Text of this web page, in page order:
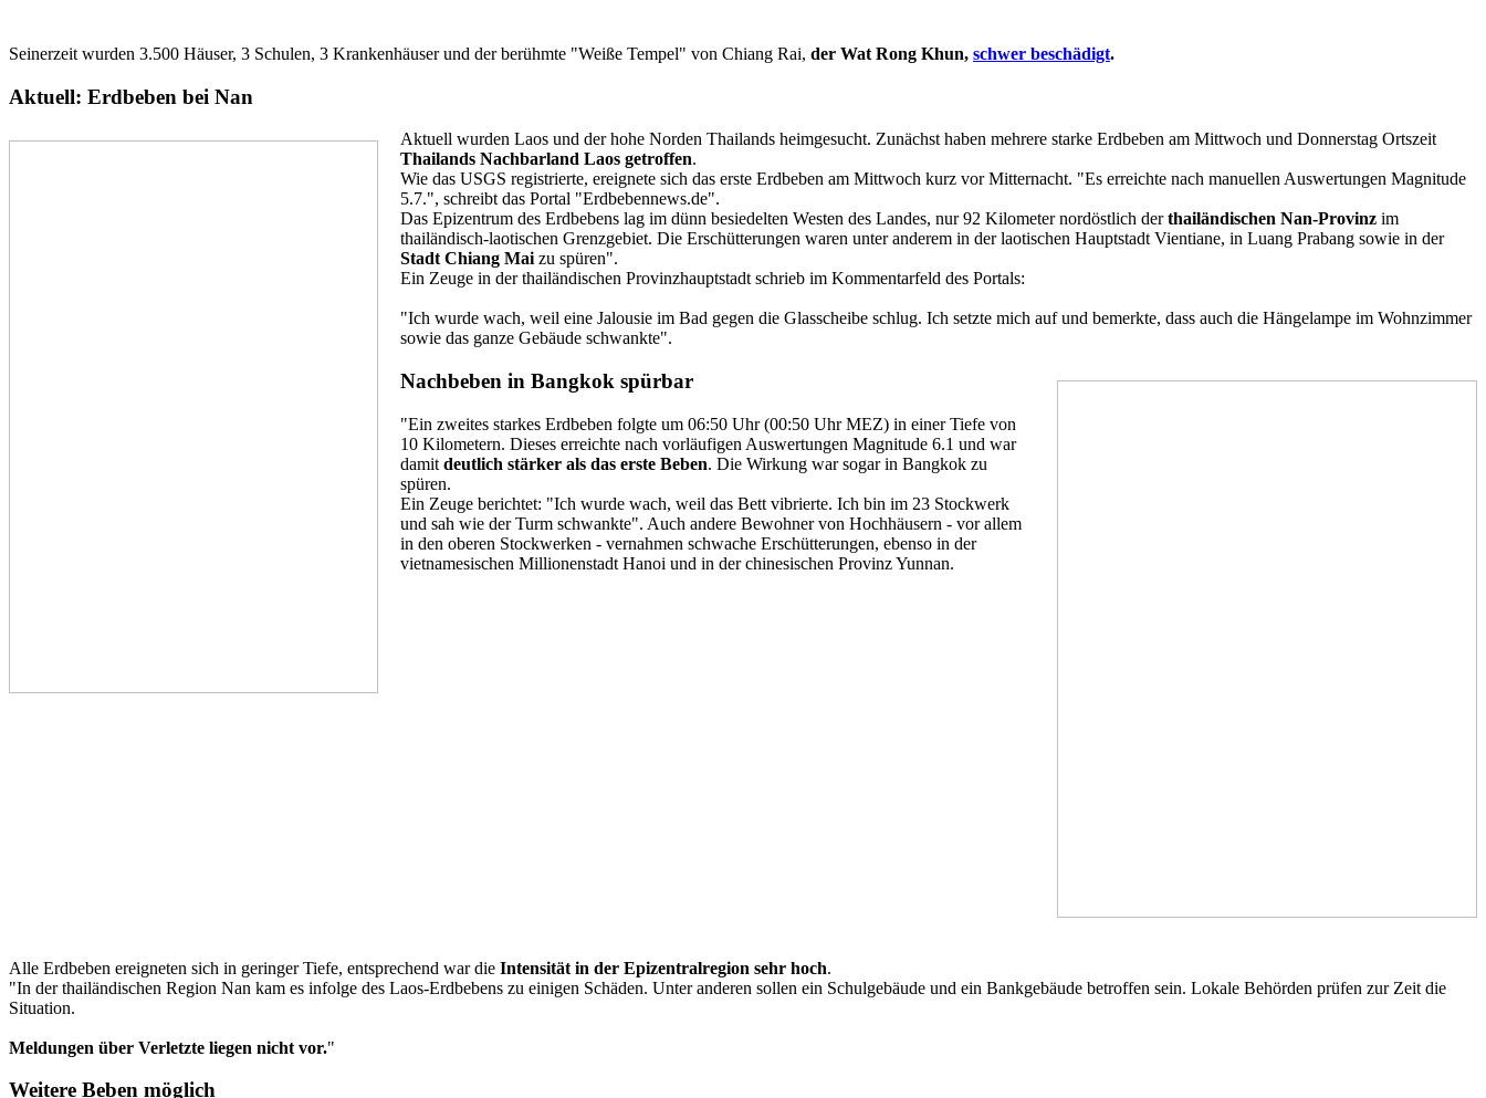
Seinerzeit wurden 3.500 Häuser, 3 Schulen, 3 Krankenhäuser und der berühmte "Weiße Tempel" von Chiang Rai, der Wat Rong Khun, schwer beschädigt.
Aktuell: Erdbeben bei Nan
Aktuell wurden Laos und der hohe Norden Thailands heimgesucht. Zunächst haben mehrere starke Erdbeben am Mittwoch und Donnerstag Ortszeit
Thailands Nachbarland Laos getroffen.
Wie das USGS registrierte, ereignete sich das erste Erdbeben am Mittwoch kurz vor Mitternacht. "Es erreichte nach manuellen Auswertungen Magnitude
5.7.", schreibt das Portal "Erdbebennews.de".
Das Epizentrum des Erdbebens lag im dünn besiedelten Westen des Landes, nur 92 Kilometer nordöstlich derthailändischen Nan-Provinz im
thailändisch-laotischen Grenzgebiet. Die Erschütterungen waren unter anderem in der laotischen Hauptstadt Vientiane, in Luang Prabang sowie in der
Stadt Chiang Mai zu spüren".
Ein Zeuge in der thailändischen Provinzhauptstadt schrieb im Kommentarfeld des Portals:
"Ich wurde wach, weil eine Jalousie im Bad gegen die Glasscheibe schlug. Ich setzte mich auf und bemerkte, dass auch die Hängelampe im Wohnzimmer
sowie das ganze Gebäude schwankte".
Nachbeben in Bangkok spürbar
"Ein zweites starkes Erdbeben folgte um 06:50 Uhr (00:50 Uhr MEZ) in einer Tiefe von
10 Kilometern. Dieses erreichte nach vorläufigen Auswertungen Magnitude 6.1 und war
damit deutlich stärker als das erste Beben. Die Wirkung war sogar in Bangkok zu
spüren.
Ein Zeuge berichtet: "Ich wurde wach, weil das Bett vibrierte. Ich bin im 23 Stockwerk
und sah wie der Turm schwankte". Auch andere Bewohner von Hochhäusern - vor allem
in den oberen Stockwerken - vernahmen schwache Erschütterungen, ebenso in der
vietnamesischen Millionenstadt Hanoi und in der chinesischen Provinz Yunnan.
Alle Erdbeben ereigneten sich in geringer Tiefe, entsprechend war die Intensität in der Epizentralregion sehr hoch.
"In der thailändischen Region Nan kam es infolge des Laos-Erdbebens zu einigen Schäden. Unter anderen sollen ein Schulgebäude und ein Bankgebäude betroffen sein. Lokale Behörden prüfen zur Zeit die
Situation.
Meldungen über Verletzte liegen nicht vor."
Weitere Beben möglich